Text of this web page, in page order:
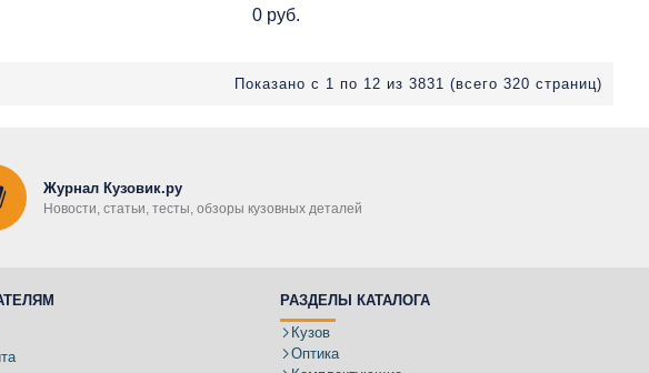
0 руб.
Показано с 1 по 12 из 3831 (всего 320 страниц)
Журнал Кузовик.ру
Новости, статьи, тесты, обзоры кузовных деталей
РАЗДЕЛЫ КАТАЛОГА
Кузов
Оптика